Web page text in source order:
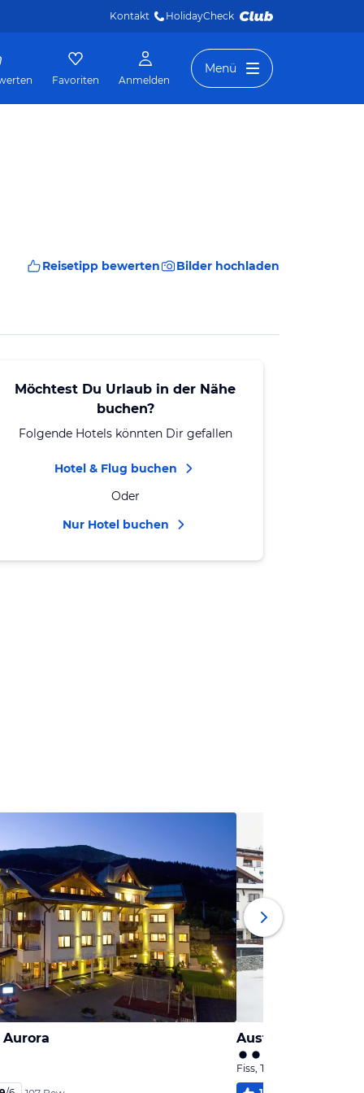
Kontakt HolidayCheck
Favoriten Anmelden
Menü
Reisetipp bewerten Bilder hochladen
Möchtest Du Urlaub in der Nähe
buchen?
Folgende Hotels könnten Dir gefallen
Hotel & Flug buchen
Oder
Nur Hotel buchen
Austria Aparthotel
Fiss, Tirol